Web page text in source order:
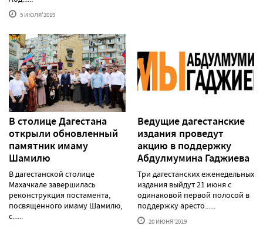
5 ИЮЛЯ'2019
В столице Дагестана
открыли обновленный
памятник имаму
Шамилю
В дагестанской столице
Махачкале завершилась
реконструкция постамента,
посвященного имаму Шамилю,
с......
Ведущие дагестанские
издания проведут
акцию в поддержку
Абдулмумина Гаджиева
Три дагестанских еженедельных
издания выйдут 21 июня с
одинаковой первой полосой в
поддержку аресто......
20 ИЮНЯ'2019